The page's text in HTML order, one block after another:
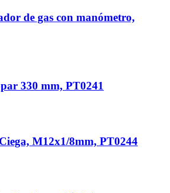
de gas con manómetro,
330 mm, PT0241
M12x1/8mm, PT0244